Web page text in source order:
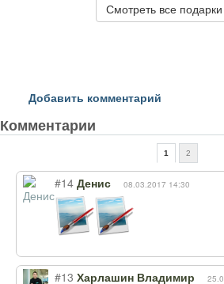
Смотреть все
Добавить комментарий
Комментарии
1 2
#14 Денис 08.03.2017 14:30
#13 Харлашин Владимир